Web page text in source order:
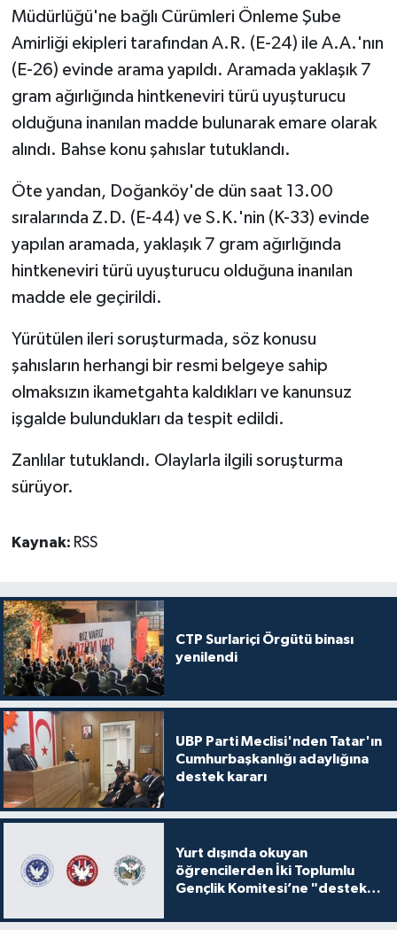
Müdürlüğü'ne bağlı Cürümleri Önleme Şube
Amirliği ekipleri tarafından A.R. (E-24) ile A.A.'nın
(E-26) evinde arama yapıldı. Aramada yaklaşık 7
gram ağırlığında hintkeneviri türü uyuşturucu
olduğuna inanılan madde bulunarak emare olarak
alındı. Bahse konu şahıslar tutuklandı.
Öte yandan, Doğanköy'de dün saat 13.00
sıralarında Z.D. (E-44) ve S.K.'nin (K-33) evinde
yapılan aramada, yaklaşık 7 gram ağırlığında
hintkeneviri türü uyuşturucu olduğuna inanılan
madde ele geçirildi.
Yürütülen ileri soruşturmada, söz konusu
şahısların herhangi bir resmi belgeye sahip
olmaksızın ikametgahta kaldıkları ve kanunsuz
işgalde bulundukları da tespit edildi.
Zanlılar tutuklandı. Olaylarla ilgili soruşturma
sürüyor.
Kaynak: RSS
CTP Surlariçi Örgütü binası
yenilendi
UBP Parti Meclisi'nden Tatar'ın
Cumhurbaşkanlığı adaylığına
destek kararı
Yurt dışında okuyan
öğrencilerden İki Toplumlu
Gençlik Komitesi’ne "destek